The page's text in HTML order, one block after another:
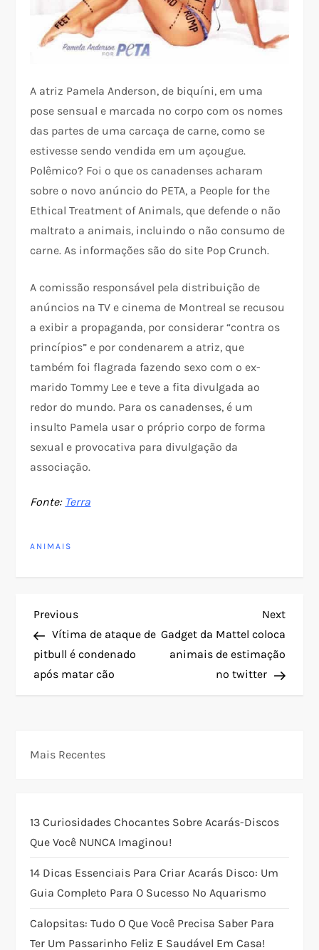
A atriz Pamela Anderson, de biquíni, em uma
pose sensual e marcada no corpo com os nomes
das partes de uma carcaça de carne, como se
estivesse sendo vendida em um açougue.
Polêmico? Foi o que os canadenses acharam
sobre o novo anúncio do PETA, a People for the
Ethical Treatment of Animals, que defende o não
maltrato a animais, incluindo o não consumo de
carne. As informações são do site Pop Crunch.
A comissão responsável pela distribuição de
anúncios na TV e cinema de Montreal se recusou
a exibir a propaganda, por considerar “contra os
princípios” e por condenarem a atriz, que
também foi flagrada fazendo sexo com o ex-
marido Tommy Lee e teve a fita divulgada ao
redor do mundo. Para os canadenses, é um
insulto Pamela usar o próprio corpo de forma
sexual e provocativa para divulgação da
associação.
Fonte: Terra
ANIMAIS
N
a
v
g
ç
ã
o
d
Previous
Post
Previous
Vítima de ataque de
pitbull é condenado
após matar cão
Next
Post
Next
Gadget da Mattel coloca
animais de estimação
no twitter
Mais Recentes
13 Curiosidades Chocantes Sobre Acarás-Discos
Que Você NUNCA Imaginou!
14 Dicas Essenciais Para Criar Acarás Disco: Um
Guia Completo Para O Sucesso No Aquarismo
Calopsitas: Tudo O Que Você Precisa Saber Para
Ter Um Passarinho Feliz E Saudável Em Casa!